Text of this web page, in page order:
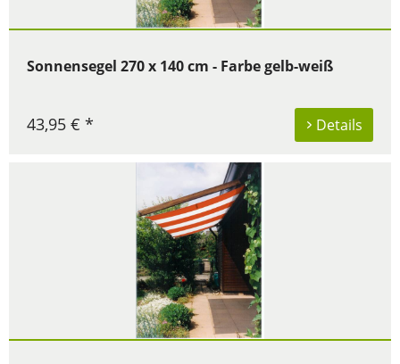
Sonnensegel 270 x 140 cm - Farbe gelb-weiß
Details
43,95 € *